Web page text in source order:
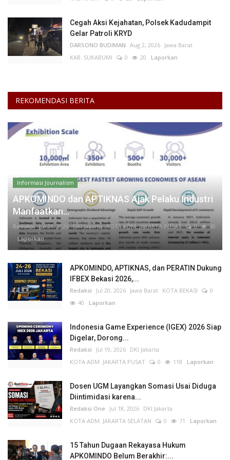
Cegah Aksi Kejahatan, Polsek Kadudampit
Gelar Patroli KRYD
DARSONO BUDIMAN Aug 2, 2026 Jawa Barat
KAB. SUKABUMI
0 20 Laporkan
REKOMENDASI BERITA
Informasi Journalism
APKOMINDO dan APTIKNAS Ajak Pelaku Industri
Manfaatkan...
Redaksi Jul 21, 2026 DKI Jakarta KOTA ADM. JAKARTA PUSAT 0
40
Laporkan
APKOMINDO, APTIKNAS, dan PERATIN Dukung
IFBEX Bekasi 2026,...
Redaksi Jul 20, 2026 Jawa Barat KOTA BEKASI
0
40 Laporkan
Indonesia Game Experience (IGEX) 2026 Siap
Digelar, Dorong...
Redaksi Jul 19, 2026 DKI Jakarta
KOTA ADM. JAKARTA PUSAT
0 118 Laporkan
Dosen UGM Layangkan Somasi Usai Diduga
Diintimidasi karena...
Redaksi One Jul 18, 2026 DKI Jakarta
KOTA ADM. JAKARTA SELATAN
0 71 Laporkan
15 Tahun Dugaan Rekayasa Hukum
APKOMINDO Belum Berakhir:...